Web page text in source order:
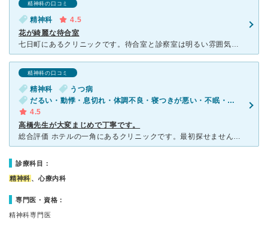
精神科の口コミ
精神科
4.5
花が綺麗な待合室
七日町にあるクリニックです。待合室と診察室は明るい雰囲気で清潔感があります。ほかに心理検査など行う部屋と、処置室があります。 トイレはバリアフリーで車椅子の人でも入りやすい仕様になっています。 花
精神科の口コミ
精神科
うつ病
だるい・動悸・息切れ・体調不良・寝つきが悪い・不眠・気が滅入る・不安
4.5
高橋先生が大変まじめで丁寧です。
総合評価 ホテルの一角にあるクリニックです。最初探せませんでした。 普通にホテルの１階に入ればすぐ見つかります。 症状や悩みも否定することなく聞いてくれてとても助かります。 スタッフはとても親
診療科目：
精神科 、心療内科
専門医・資格：
精神科専門医